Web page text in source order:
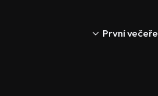
První večeře